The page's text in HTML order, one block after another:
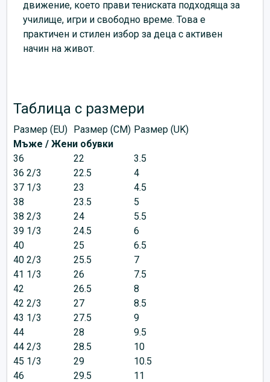
движение, което прави тениската подходяща за
училище, игри и свободно време. Това е
практичен и стилен избор за деца с активен
начин на живот.
Таблица с размери
Размер (EU) Размер (CM) Размер (UK)
Мъже / Жени обувки
36
22
3.5
36 2/3
22.5
4
37 1/3
23
4.5
38
23.5
5
38 2/3
24
5.5
39 1/3
24.5
6
40
25
6.5
40 2/3
25.5
7
41 1/3
26
7.5
42
26.5
8
42 2/3
27
8.5
43 1/3
27.5
9
44
28
9.5
44 2/3
28.5
10
45 1/3
29
10.5
46
29.5
11